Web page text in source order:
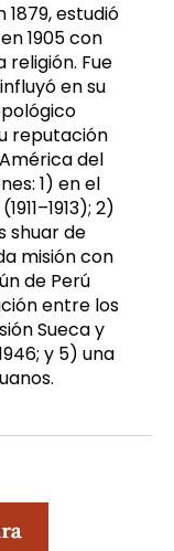
estudió
1905 con
Fue
en su
reputación
del
1) en el
2)
shuar de
misión con
de Perú
entre los
Sueca y
y 5) una